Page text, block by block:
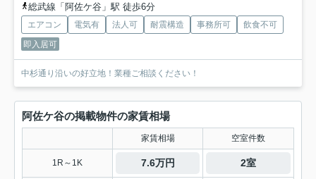
総武線「阿佐ケ谷」駅 徒歩6分
エアコン 電気有 法人可 耐震構造 事務所可
飲食不可
即入居可
中杉通り沿いの好立地！業種ご相談ください！
阿佐ケ谷の掲載物件の家賃相場
家賃相場 空室件数
1R～1K 7.6万円 2室